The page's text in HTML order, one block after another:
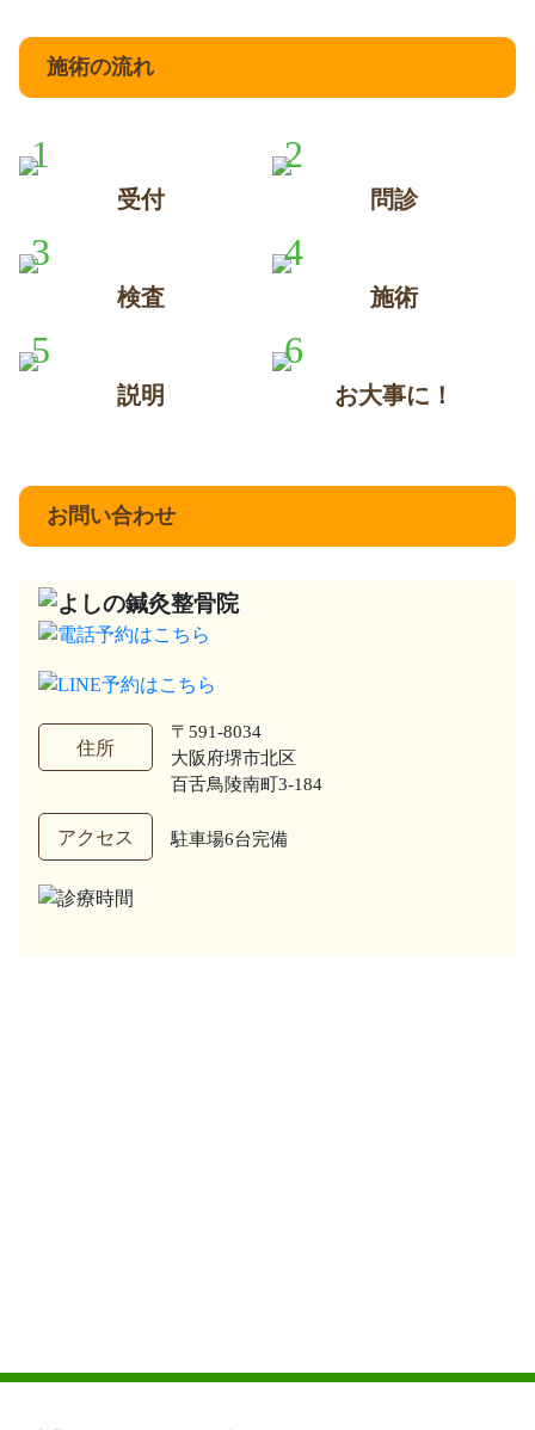
施術の流れ
1
受付
2
問診
3
検査
4
施術
5
説明
6
お大事に！
お問い合わせ
住所
〒591-8034
大阪府堺市北区
百舌鳥陵南町3-184
アクセス 駐車場6台完備